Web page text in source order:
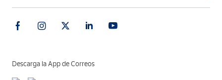
Descarga la App de Correos